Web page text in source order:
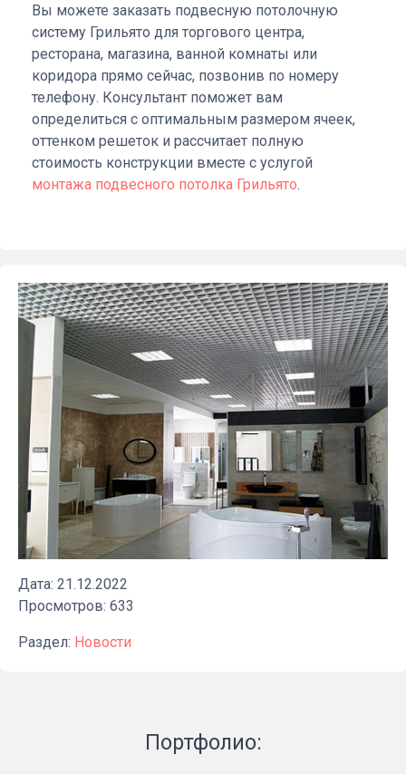
Вы можете заказать подвесную потолочную
систему Грильято для торгового центра,
ресторана, магазина, ванной комнаты или
коридора прямо сейчас, позвонив по номеру
телефону. Консультант поможет вам
определиться с оптимальным размером ячеек,
оттенком решеток и рассчитает полную
стоимость конструкции вместе с услугой
монтажа подвесного потолка Грильято.
Дата: 21.12.2022
Просмотров: 633
Раздел: Новости
Портфолио: